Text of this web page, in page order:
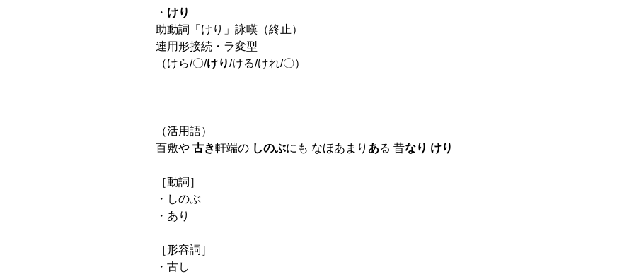
・ けり
助動詞「けり」詠嘆（終止）
連用形接続・ラ変型
（けら/〇/けり/ける/けれ/〇）
（活用語）
百敷や 古き軒端の しのぶにも なほあまり ある 昔なり けり
［動詞］
・しのぶ
・あり
［形容詞］
・古し